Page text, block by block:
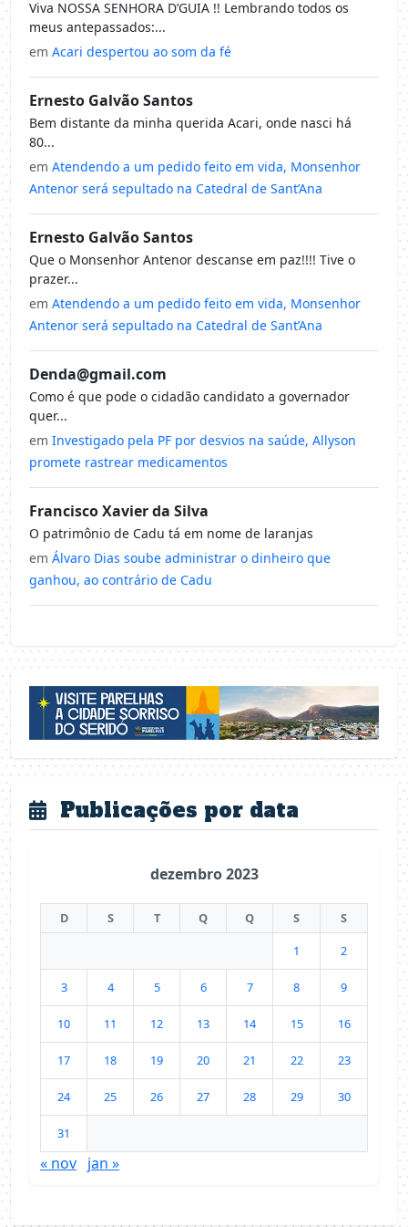
Viva NOSSA SENHORA D’GUIA !! Lembrando todos os
meus antepassados:...
em Acari despertou ao som da fé
Ernesto Galvão Santos
Bem distante da minha querida Acari, onde nasci há
80...
em Atendendo a um pedido feito em vida, Monsenhor
Antenor será sepultado na Catedral de Sant’Ana
Ernesto Galvão Santos
Que o Monsenhor Antenor descanse em paz!!!! Tive o
prazer...
em Atendendo a um pedido feito em vida, Monsenhor
Antenor será sepultado na Catedral de Sant’Ana
Denda@gmail.com
Como é que pode o cidadão candidato a governador
quer...
em Investigado pela PF por desvios na saúde, Allyson
promete rastrear medicamentos
Francisco Xavier da Silva
O patrimônio de Cadu tá em nome de laranjas
em Álvaro Dias soube administrar o dinheiro que
ganhou, ao contrário de Cadu
Publicações por data
dezembro 2023
D S T Q Q S
S
1
2
3 4 5 6 7 8 9
10 11 12 13 14 15 16
17 18 19 20 21 22 23
24 25 26 27 28 29 30
31
« nov jan »